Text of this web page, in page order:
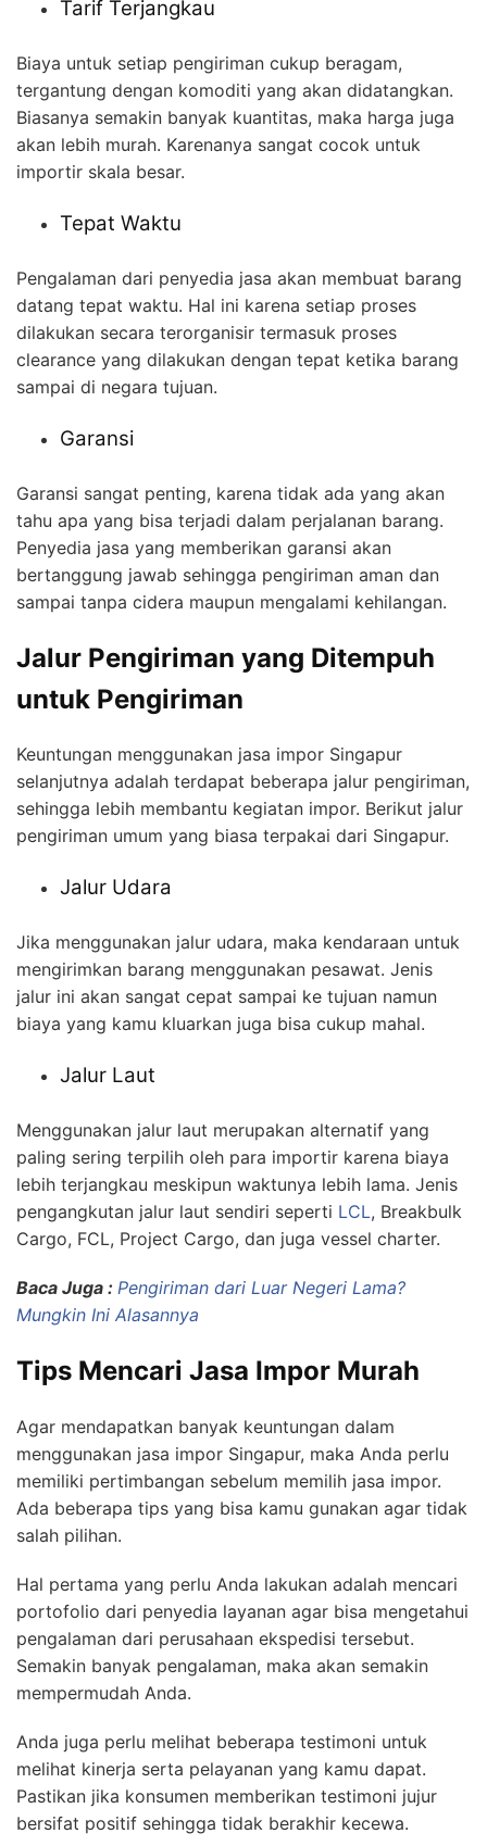
Tarif Terjangkau
Biaya untuk setiap pengiriman cukup beragam,
tergantung dengan komoditi yang akan didatangkan.
Biasanya semakin banyak kuantitas, maka harga juga
akan lebih murah. Karenanya sangat cocok untuk
importir skala besar.
Tepat Waktu
Pengalaman dari penyedia jasa akan membuat barang
datang tepat waktu. Hal ini karena setiap proses
dilakukan secara terorganisir termasuk proses
clearance yang dilakukan dengan tepat ketika barang
sampai di negara tujuan.
Garansi
Garansi sangat penting, karena tidak ada yang akan
tahu apa yang bisa terjadi dalam perjalanan barang.
Penyedia jasa yang memberikan garansi akan
bertanggung jawab sehingga pengiriman aman dan
sampai tanpa cidera maupun mengalami kehilangan.
Jalur Pengiriman yang Ditempuh
untuk Pengiriman
Keuntungan menggunakan jasa impor Singapur
selanjutnya adalah terdapat beberapa jalur pengiriman,
sehingga lebih membantu kegiatan impor. Berikut jalur
pengiriman umum yang biasa terpakai dari Singapur.
Jalur Udara
Jika menggunakan jalur udara, maka kendaraan untuk
mengirimkan barang menggunakan pesawat. Jenis
jalur ini akan sangat cepat sampai ke tujuan namun
biaya yang kamu kluarkan juga bisa cukup mahal.
Jalur Laut
Menggunakan jalur laut merupakan alternatif yang
paling sering terpilih oleh para importir karena biaya
lebih terjangkau meskipun waktunya lebih lama. Jenis
pengangkutan jalur laut sendiri seperti LCL, Breakbulk
Cargo, FCL, Project Cargo, dan juga vessel charter.
Baca Juga : Pengiriman dari Luar Negeri Lama?
Mungkin Ini Alasannya
Tips Mencari Jasa Impor Murah
Agar mendapatkan banyak keuntungan dalam
menggunakan jasa impor Singapur, maka Anda perlu
memiliki pertimbangan sebelum memilih jasa impor.
Ada beberapa tips yang bisa kamu gunakan agar tidak
salah pilihan.
Hal pertama yang perlu Anda lakukan adalah mencari
portofolio dari penyedia layanan agar bisa mengetahui
pengalaman dari perusahaan ekspedisi tersebut.
Semakin banyak pengalaman, maka akan semakin
mempermudah Anda.
Anda juga perlu melihat beberapa testimoni untuk
melihat kinerja serta pelayanan yang kamu dapat.
Pastikan jika konsumen memberikan testimoni jujur
bersifat positif sehingga tidak berakhir kecewa.